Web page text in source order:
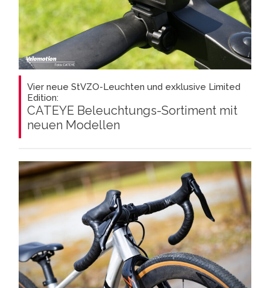
Vier neue StVZO-Leuchten und exklusive Limited
Edition:
CATEYE Beleuchtungs-Sortiment mit
neuen Modellen